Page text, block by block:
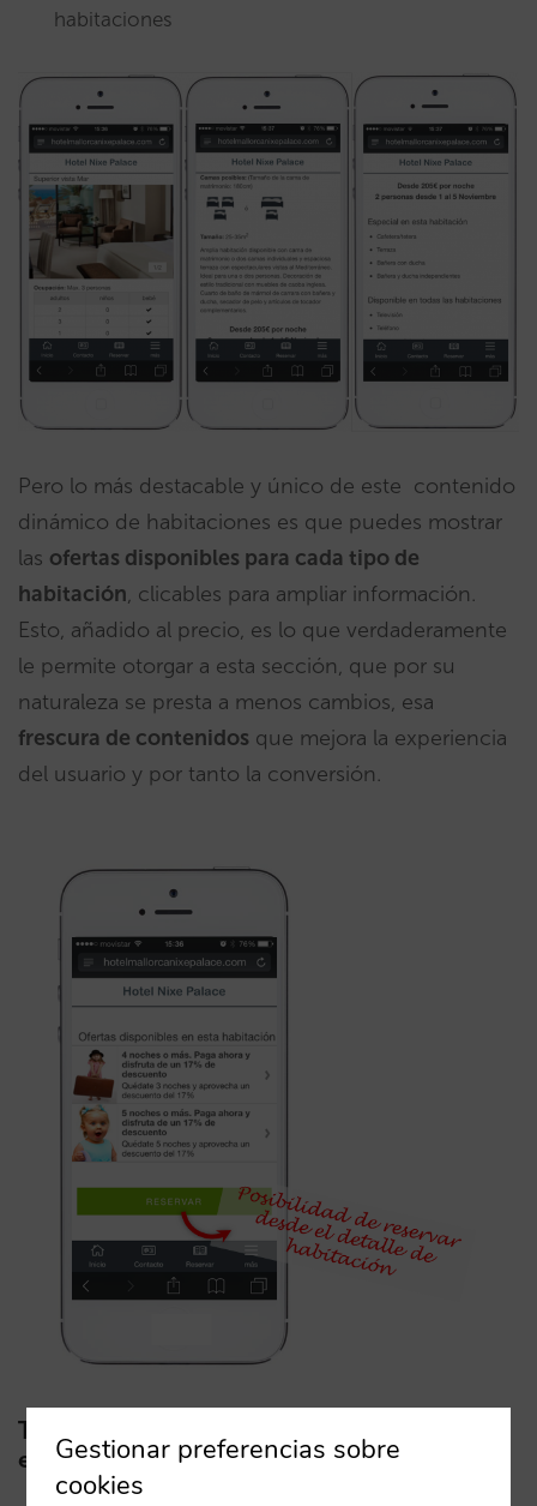
habitaciones
Pero lo más destacable y único de este contenido
dinámico de habitaciones es que puedes mostrar
las ofertas disponibles para cada tipo de
habitación, clicables para ampliar información.
Esto, añadido al precio, es lo que verdaderamente
le permite otorgar a esta sección, que por su
naturaleza se presta a menos cambios, esa
frescura de contenidos que mejora la experiencia
del usuario y por tanto la conversión.
Te animamos a que crees una oferta
exclusiva
Gestionar preferencias sobre
cookies